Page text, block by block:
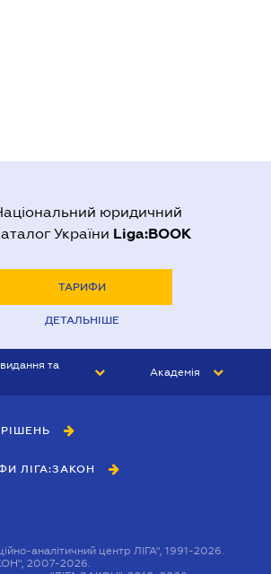
юридичний
України Liga:BOOK
ТАРИФИ
ДЕТАЛЬНІШЕ
та
Академія
ЛІГА:ЗАКОН
аналітичний центр ЛІГА", 1991-2026.
2007-2026.